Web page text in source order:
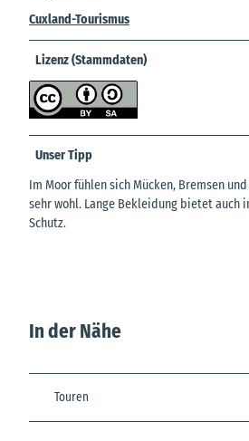
Cuxland-Tourismus
Lizenz (Stammdaten)
Unser Tipp
Im Moor fühlen sich Mücken, Bremsen
sehr wohl. Lange Bekleidung bietet auch
Schutz.
In der Nähe
Touren